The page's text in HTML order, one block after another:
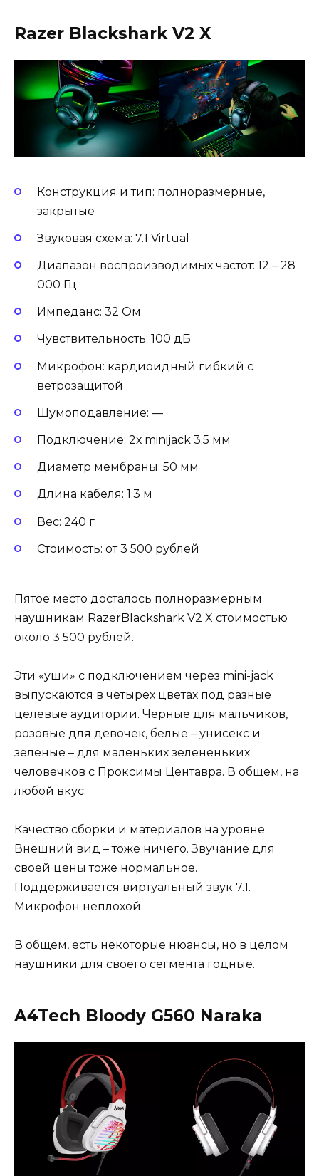
Razer Blackshark V2 X
Конструкция и тип: полноразмерные,
закрытые
Звуковая схема: 7.1 Virtual
Диапазон воспроизводимых частот: 12 – 28
000 Гц
Импеданс: 32 Ом
Чувствительность: 100 дБ
Микрофон: кардиоидный гибкий с
ветрозащитой
Шумоподавление: —
Подключение: 2х minijack 3.5 мм
Диаметр мембраны: 50 мм
Длина кабеля: 1.3 м
Вес: 240 г
Стоимость: от 3 500 рублей
Пятое место досталось полноразмерным
наушникам RazerBlackshark V2 X стоимостью
около 3 500 рублей.
Эти «уши» с подключением через mini-jack
выпускаются в четырех цветах под разные
целевые аудитории. Черные для мальчиков,
розовые для девочек, белые – унисекс и
зеленые – для маленьких зелененьких
человечков с Проксимы Центавра. В общем, на
любой вкус.
Качество сборки и материалов на уровне.
Внешний вид – тоже ничего. Звучание для
своей цены тоже нормальное.
Поддерживается виртуальный звук 7.1.
Микрофон неплохой.
В общем, есть некоторые нюансы, но в целом
наушники для своего сегмента годные.
A4Tech Bloody G560 Naraka